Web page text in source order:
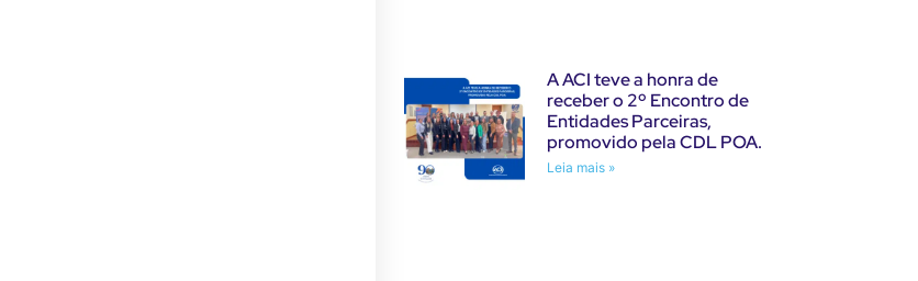
A ACI teve a honra de
receber o 2º Encontro de
Entidades Parceiras,
promovido pela CDL POA.
Leia mais »